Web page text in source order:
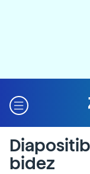
bidez